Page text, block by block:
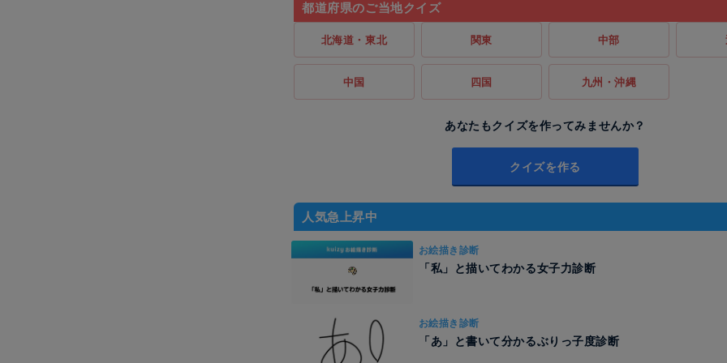
都道府県のご当地クイズ
北海道・東北 関東 中部
中国 四国 九州・沖縄
あなたもクイズを作ってみませんか？
クイズを作る
人気急上昇中
お絵描き診断
「私」と描いてわかる女子力診断
お絵描き診断
「あ」と書いて分かるぶりっ子度診断